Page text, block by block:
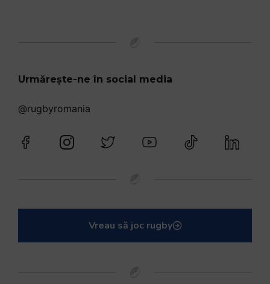
Urmărește-ne în social media
@rugbyromania
Vreau să joc rugby